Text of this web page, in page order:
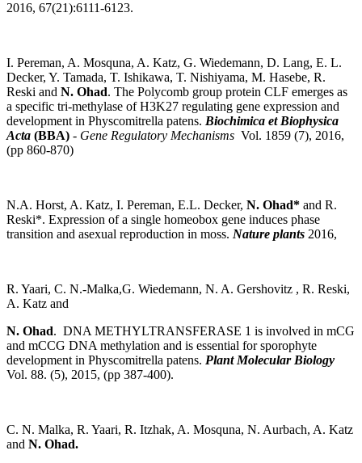
2016, 67(21):6111-6123.
I. Pereman, A. Mosquna, A. Katz, G. Wiedemann, D. Lang, E. L.
Decker, Y. Tamada, T. Ishikawa, T. Nishiyama, M. Hasebe, R.
Reski and N. Ohad. The Polycomb group protein CLF emerges as
a specific tri-methylase of H3K27 regulating gene expression and
development in Physcomitrella patens. Biochimica et Biophysica
Acta (BBA) - Gene Regulatory Mechanisms Vol. 1859 (7), 2016,
(pp 860-870)
N.A. Horst, A. Katz, I. Pereman, E.L. Decker, N. Ohad* and R.
Reski*. Expression of a single homeobox gene induces phase
transition and asexual reproduction in moss. Nature plants 2016,
R. Yaari, C. N.-Malka,G. Wiedemann, N. A. Gershovitz , R. Reski,
A. Katz and
N. Ohad. DNA METHYLTRANSFERASE 1 is involved in mCG
and mCCG DNA methylation and is essential for sporophyte
development in Physcomitrella patens. Plant Molecular Biology
Vol. 88. (5), 2015, (pp 387-400).
C. N. Malka, R. Yaari, R. Itzhak, A. Mosquna, N. Aurbach, A. Katz
and N. Ohad.